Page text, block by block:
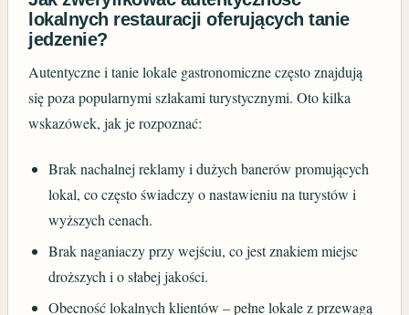
lokalnych restauracji oferujących tanie
jedzenie?
Autentyczne i tanie lokale gastronomiczne często znajdują
się poza popularnymi szlakami turystycznymi. Oto kilka
wskazówek, jak je rozpoznać:
Brak nachalnej reklamy i dużych banerów promujących
lokal, co często świadczy o nastawieniu na turystów i
wyższych cenach.
Brak naganiaczy przy wejściu, co jest znakiem miejsc
droższych i o słabej jakości.
Obecność lokalnych klientów – pełne lokale z przewagą